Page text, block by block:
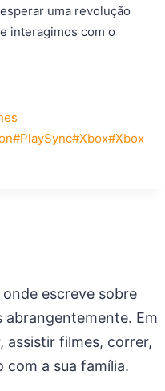
uma revolução
interagimos com o
#PlaySync#Xbox#Xbox
escreve sobre
Em
assistir filmes, correr,
com a sua família.